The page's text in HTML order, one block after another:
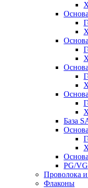
База
PG/VG
Проволока
Флаконы